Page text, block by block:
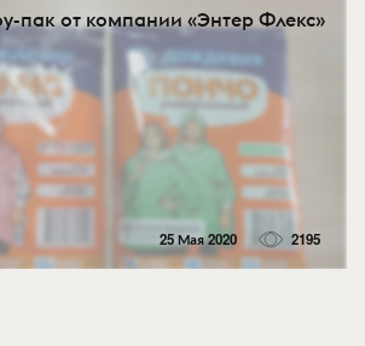
пак от компании «Энтер Флекс»
25 Мая 2020 2195